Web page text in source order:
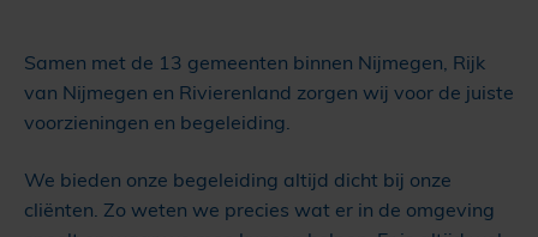
Samen met de 13 gemeenten binnen Nijmegen, Rijk
van Nijmegen en Rivierenland zorgen wij voor de juiste
voorzieningen en begeleiding.
We bieden onze begeleiding altijd dicht bij onze
cliënten. Zo weten we precies wat er in de omgeving